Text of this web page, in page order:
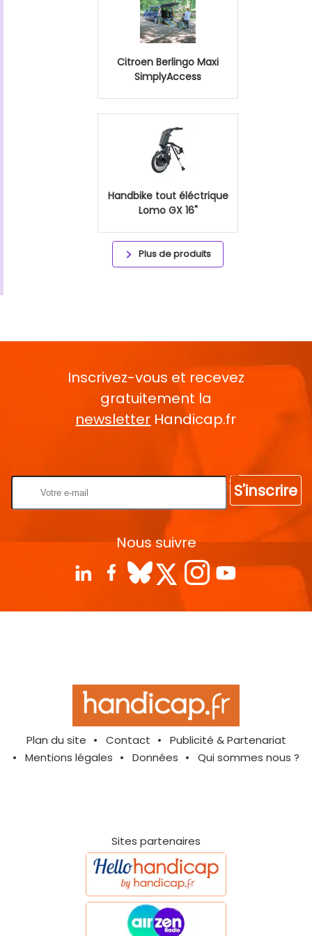
Citroen Berlingo Maxi
SimplyAccess
Handbike tout éléctrique
Lomo GX 16"
Plus de produits
Inscrivez-vous et recevez
gratuitement la
newsletter Handicap.fr
S'inscrire
Nous suivre
Plan du site Contact
Publicité & Partenariat
Mentions légales
Données Qui sommes nous ?
Sites partenaires